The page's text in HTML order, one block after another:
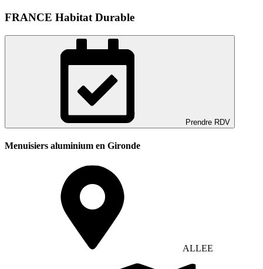
FRANCE Habitat Durable
Prendre RDV
Menuisiers aluminium en Gironde
ALLEE